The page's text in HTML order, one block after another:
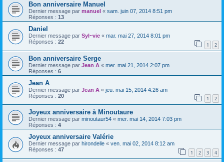
Bon anniversaire Manuel
Dernier message par manuel « sam. juin 07, 2014 8:51 pm
Réponses : 13
Daniel
Dernier message par Syl~vie « mar. mai 27, 2014 8:01 pm
Réponses : 22 1 2
Bon anniversaire Serge
Dernier message par Jean A « mer. mai 21, 2014 2:07 pm
Réponses : 6
Jean A
Dernier message par Jean A « jeu. mai 15, 2014 4:26 am
Réponses : 20 1 2
Joyeux anniversaire à Minoutaure
Dernier message par minoutaur54 « mer. mai 14, 2014 7:03 pm
Réponses : 4
Joyeux anniversaire Valérie
Dernier message par hirondelle « ven. mai 02, 2014 8:12 am
Réponses : 47 1 2 3 4